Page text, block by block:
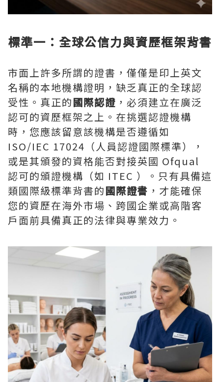
標準一：全球公信力與資歷框架背書
市面上許多所謂的證書，僅僅是印上英文
名稱的本地機構證明，缺乏真正的全球認
受性。真正的國際認證 ，必須建立在廣泛
認可的資歷框架之上。在挑選認證機構
時，您應該留意該機構是否遵循如
ISO/IEC 17024（人員認證國際標準），
或是其頒發的資格能否對接英國 Ofqual
認可的頒證機構（如 ITEC ）。只有具備這
類國際級標準背書的國際證書 ，才能確保
您的資歷在海外市場、跨國企業或高階客
戶面前具備真正的法律與專業效力。